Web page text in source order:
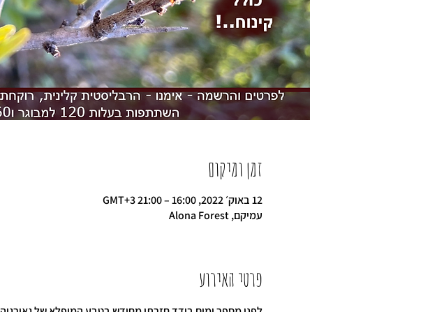
זמן ומיקום
12 באוק׳ 2022, 16:00 – 21:00 GMT‎+3‎
עמיקם, Alona Forest
פרטי האירוע